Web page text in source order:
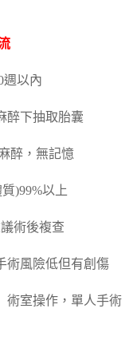
以內
下抽取胎囊
，無記憶
以上
術後複查
風險低但有創傷
室操作，單人手術